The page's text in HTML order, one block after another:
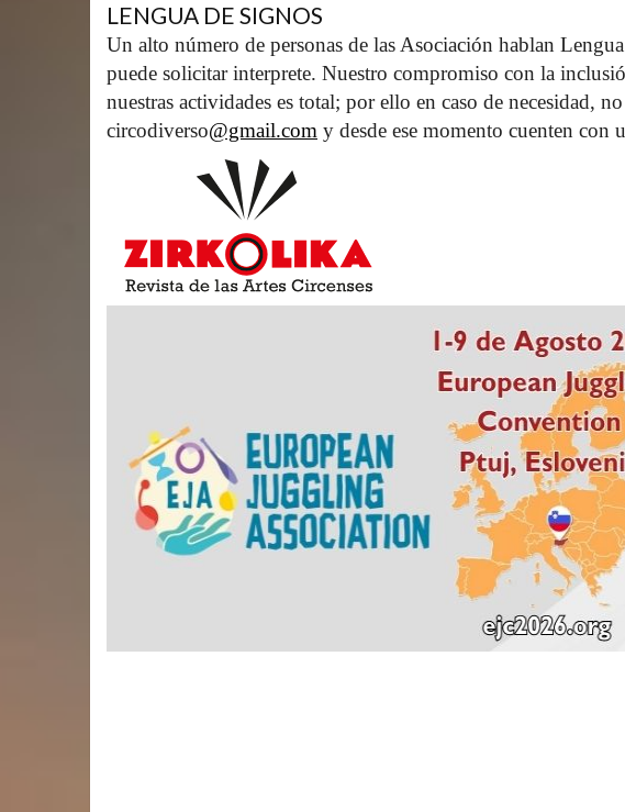
LENGUA DE SIGNOS
Un alto número de personas de las Asociación hablan
puede solicitar interprete. Nuestro compromiso con la
nuestras actividades es total; por ello en caso de necesidad,
circodiverso@gmail.com y desde ese momento cuenten con